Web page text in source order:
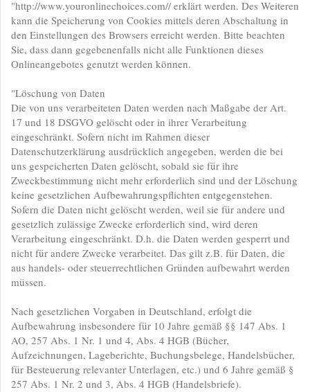
"http://www.youronlinechoices.com// erklärt werden. Des Weiteren
kann die Speicherung von Cookies mittels deren Abschaltung in
den Einstellungen des Browsers erreicht werden. Bitte beachten
Sie, dass dann gegebenenfalls nicht alle Funktionen dieses
Onlineangebotes genutzt werden können.
"Löschung von Daten
Die von uns verarbeiteten Daten werden nach Maßgabe der Art.
17 und 18 DSGVO gelöscht oder in ihrer Verarbeitung
eingeschränkt. Sofern nicht im Rahmen dieser
Datenschutzerklärung ausdrücklich angegeben, werden die bei
uns gespeicherten Daten gelöscht, sobald sie für ihre
Zweckbestimmung nicht mehr erforderlich sind und der Löschung
keine gesetzlichen Aufbewahrungspflichten entgegenstehen.
Sofern die Daten nicht gelöscht werden, weil sie für andere und
gesetzlich zulässige Zwecke erforderlich sind, wird deren
Verarbeitung eingeschränkt. D.h. die Daten werden gesperrt und
nicht für andere Zwecke verarbeitet. Das gilt z.B. für Daten, die
aus handels- oder steuerrechtlichen Gründen aufbewahrt werden
müssen.
Nach gesetzlichen Vorgaben in Deutschland, erfolgt die
Aufbewahrung insbesondere für 10 Jahre gemäß §§ 147 Abs. 1
AO, 257 Abs. 1 Nr. 1 und 4, Abs. 4 HGB (Bücher,
Aufzeichnungen, Lageberichte, Buchungsbelege, Handelsbücher,
für Besteuerung relevanter Unterlagen, etc.) und 6 Jahre gemäß §
257 Abs. 1 Nr. 2 und 3, Abs. 4 HGB (Handelsbriefe).